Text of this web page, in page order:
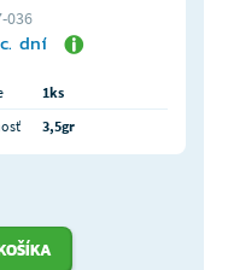
036
dní
1ks
3,5gr